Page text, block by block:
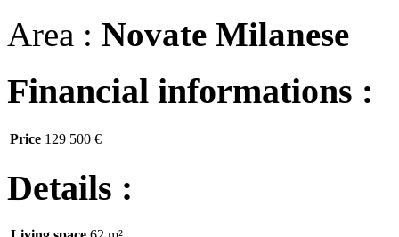
Area : Novate Milanese
Financial informations :
Price 129 500 €
Details :